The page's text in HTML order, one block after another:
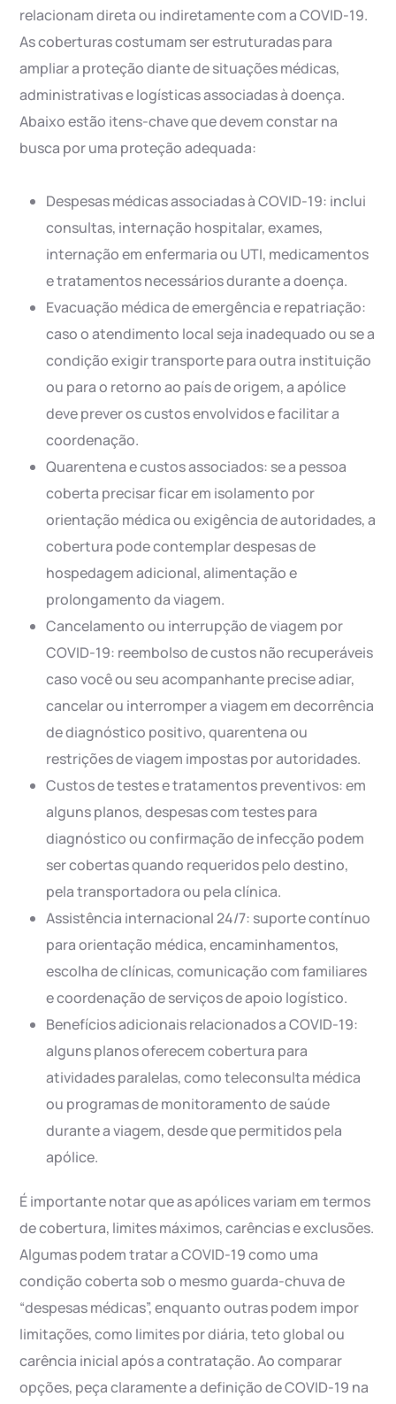
relacionam direta ou indiretamente com a COVID-19.
As coberturas costumam ser estruturadas para
ampliar a proteção diante de situações médicas,
administrativas e logísticas associadas à doença.
Abaixo estão itens-chave que devem constar na
busca por uma proteção adequada:
Despesas médicas associadas à COVID-19: inclui
consultas, internação hospitalar, exames,
internação em enfermaria ou UTI, medicamentos
e tratamentos necessários durante a doença.
Evacuação médica de emergência e repatriação:
caso o atendimento local seja inadequado ou se a
condição exigir transporte para outra instituição
ou para o retorno ao país de origem, a apólice
deve prever os custos envolvidos e facilitar a
coordenação.
Quarentena e custos associados: se a pessoa
coberta precisar ficar em isolamento por
orientação médica ou exigência de autoridades, a
cobertura pode contemplar despesas de
hospedagem adicional, alimentação e
prolongamento da viagem.
Cancelamento ou interrupção de viagem por
COVID-19: reembolso de custos não recuperáveis
caso você ou seu acompanhante precise adiar,
cancelar ou interromper a viagem em decorrência
de diagnóstico positivo, quarentena ou
restrições de viagem impostas por autoridades.
Custos de testes e tratamentos preventivos: em
alguns planos, despesas com testes para
diagnóstico ou confirmação de infecção podem
ser cobertas quando requeridos pelo destino,
pela transportadora ou pela clínica.
Assistência internacional 24/7: suporte contínuo
para orientação médica, encaminhamentos,
escolha de clínicas, comunicação com familiares
e coordenação de serviços de apoio logístico.
Benefícios adicionais relacionados a COVID-19:
alguns planos oferecem cobertura para
atividades paralelas, como teleconsulta médica
ou programas de monitoramento de saúde
durante a viagem, desde que permitidos pela
apólice.
É importante notar que as apólices variam em termos
de cobertura, limites máximos, carências e exclusões.
Algumas podem tratar a COVID-19 como uma
condição coberta sob o mesmo guarda-chuva de
“despesas médicas”, enquanto outras podem impor
limitações, como limites por diária, teto global ou
carência inicial após a contratação. Ao comparar
opções, peça claramente a definição de COVID-19 na